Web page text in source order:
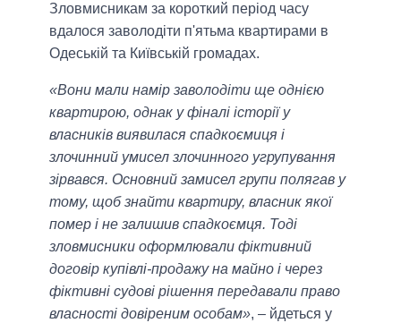
Зловмисникам за короткий період часу
вдалося заволодіти п'ятьма квартирами в
Одеській та Київській громадах.
«Вони мали намір заволодіти ще однією
квартирою, однак у фіналі історії у
власників виявилася спадкоємиця і
злочинний умисел злочинного угрупування
зірвався. Основний замисел групи полягав у
тому, щоб знайти квартиру, власник якої
помер і не залишив спадкоємця. Тоді
зловмисники оформлювали фіктивний
договір купівлі-продажу на майно і через
фіктивні судові рішення передавали право
власності довіреним особам», – йдеться у